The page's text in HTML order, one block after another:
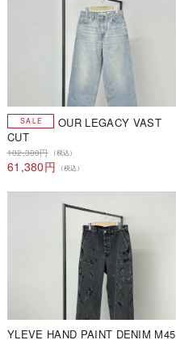
OUR LEGACY VAST
CUT
102,300円 （税込）
61,380円 （税込）
YLEVE HAND PAINT DENIM M45